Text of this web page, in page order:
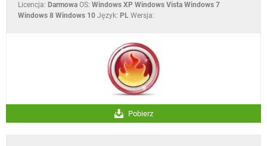
Licencja: Darmowa OS: Windows XP Windows Vista Windows 7
Windows 8 Windows 10 Język: PL Wersja:
Pobierz